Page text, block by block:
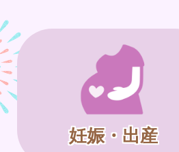
妊娠・出産